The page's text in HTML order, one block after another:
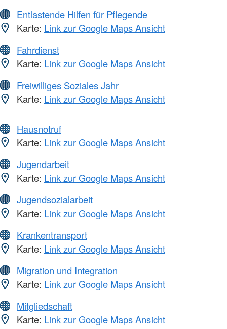
Entlastende Hilfen für Pflegende
Karte: Link zur Google Maps Ansicht
Fahrdienst
Karte: Link zur Google Maps Ansicht
Freiwilliges Soziales Jahr
Karte: Link zur Google Maps Ansicht
Hausnotruf
Karte: Link zur Google Maps Ansicht
Jugendarbeit
Karte: Link zur Google Maps Ansicht
Jugendsozialarbeit
Karte: Link zur Google Maps Ansicht
Krankentransport
Karte: Link zur Google Maps Ansicht
Migration und Integration
Karte: Link zur Google Maps Ansicht
Mitgliedschaft
Karte: Link zur Google Maps Ansicht